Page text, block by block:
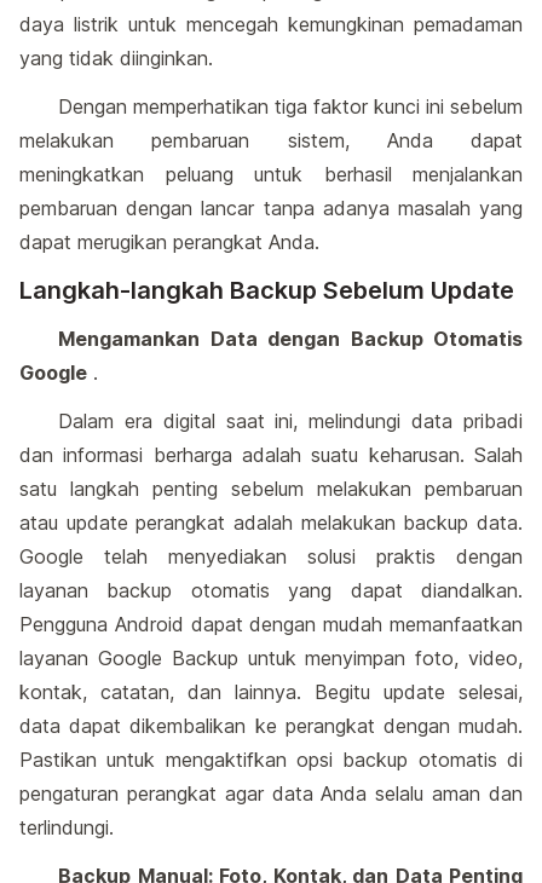
daya listrik untuk mencegah kemungkinan pemadaman
yang tidak diinginkan.
Dengan memperhatikan tiga faktor kunci ini sebelum
melakukan pembaruan sistem, Anda dapat
meningkatkan peluang untuk berhasil menjalankan
pembaruan dengan lancar tanpa adanya masalah yang
dapat merugikan perangkat Anda.
Langkah-langkah Backup Sebelum Update
Mengamankan Data dengan Backup Otomatis
Google .
Dalam era digital saat ini, melindungi data pribadi
dan informasi berharga adalah suatu keharusan. Salah
satu langkah penting sebelum melakukan pembaruan
atau update perangkat adalah melakukan backup data.
Google telah menyediakan solusi praktis dengan
layanan backup otomatis yang dapat diandalkan.
Pengguna Android dapat dengan mudah memanfaatkan
layanan Google Backup untuk menyimpan foto, video,
kontak, catatan, dan lainnya. Begitu update selesai,
data dapat dikembalikan ke perangkat dengan mudah.
Pastikan untuk mengaktifkan opsi backup otomatis di
pengaturan perangkat agar data Anda selalu aman dan
terlindungi.
Backup Manual: Foto, Kontak, dan Data Penting